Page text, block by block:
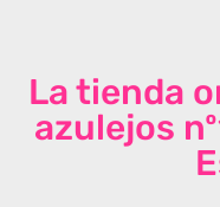
La tienda
azulejos